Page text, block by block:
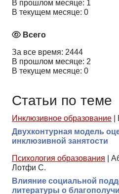
В прошлом месяце: 1
В текущем месяце: 0
Всего
За все время: 2444
В прошлом месяце: 2
В текущем месяце: 0
Статьи по теме
Инклюзивное образование
Двухконтурная модель
инклюзивной занятости
Психология образования
Лотфи С.
Влияние социальной
литературы о